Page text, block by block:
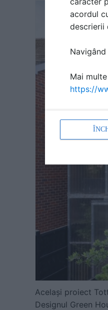
Același proiect
Designul Green
acordul
descrierii
Mai
https://